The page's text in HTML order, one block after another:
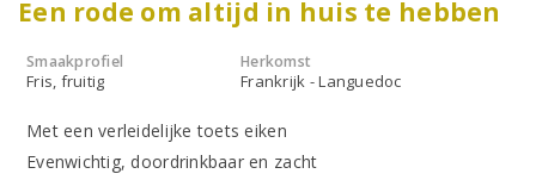
Een rode om altijd in huis te hebben
Smaakprofiel
Fris, fruitig
Herkomst
Frankrijk - Languedoc
Met een verleidelijke toets eiken
Evenwichtig, doordrinkbaar en zacht